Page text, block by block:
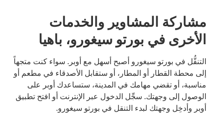
مشاركة المشاوير والخدمات
الأخرى في بورتو سيغورو، باهيا
التنقُّل في بورتو سيغورو أصبح أسهل مع أوبر. سواء كنت متجهاً
إلى محطة القطار أو المطار، أو ستقابل الأصدقاء في مطعم أو
مناسبة، أو تقضي مهامك في المدينة، ستساعدك أوبر على
الوصول إلى وجهتك. سجِّل الدخول عبر الإنترنت أو افتح تطبيق
أوبر وأدخِل وجهتك لبدء التنقل في بورتو سيغورو.